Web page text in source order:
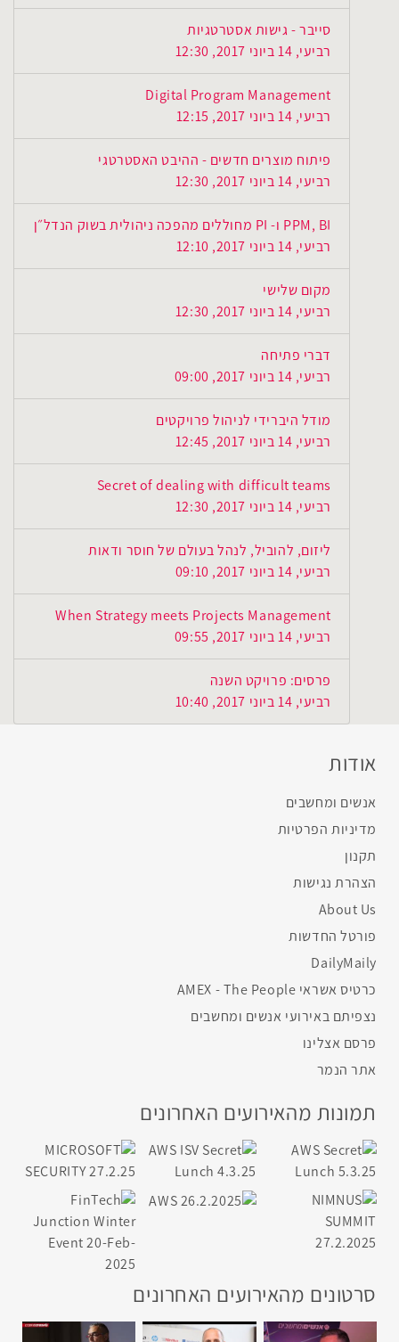
סייבר - גישות אסטרטגיות
רביעי, 14 ביוני 2017, 12:30
Digital Program Management
רביעי, 14 ביוני 2017, 12:15
פיתוח מוצרים חדשים - ההיבט האסטרטגי
רביעי, 14 ביוני 2017, 12:30
PPM, BI ו- PI מחוללים מהפכה ניהולית בשוק הנדל״ן
רביעי, 14 ביוני 2017, 12:10
מקום שלישי
רביעי, 14 ביוני 2017, 12:30
דברי פתיחה
רביעי, 14 ביוני 2017, 09:00
מודל היברידי לניהול פרויקטים
רביעי, 14 ביוני 2017, 12:45
Secret of dealing with difficult teams
רביעי, 14 ביוני 2017, 12:30
ליזום, להוביל, לנהל בעולם של חוסר ודאות
רביעי, 14 ביוני 2017, 09:10
When Strategy meets Projects Management
רביעי, 14 ביוני 2017, 09:55
פרסים: פרויקט השנה
רביעי, 14 ביוני 2017, 10:40
אודות
אנשים ומחשבים
מדיניות הפרטיות
תקנון
הצהרת נגישות
About Us
פורטל החדשות
DailyMaily
כרטיס אשראי AMEX - The People
נצפיתם באירועי אנשים ומחשבים
פרסם אצלינו
אתר הנמר
תמונות מהאירועים האחרונים
סרטונים מהאירועים האחרונים